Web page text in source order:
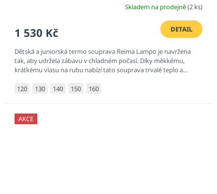
Skladem na prodejně(2 ks)
1 530 Kč DETAIL
Dětská a juniorská termo souprava Reima Lampo je navržena
tak, aby udržela zábavu v chladném počasí. Díky měkkému,
krátkému vlasu na rubu nabízí tato souprava trvalé teplo a...
120 130 140 150 160
AKCE